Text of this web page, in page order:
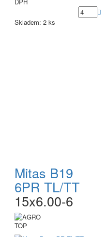
Skladem: 2 ks
Mitas B19
6PR TL/TT
15x6.00-6
TOP